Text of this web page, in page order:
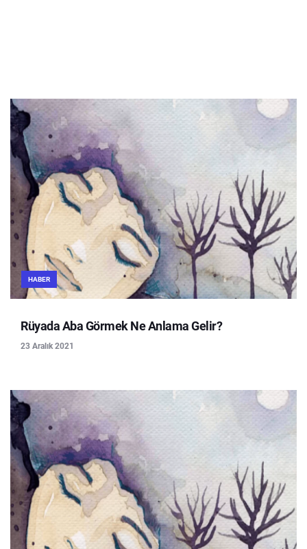
HABER
Rüyada Aba Görmek Ne Anlama Gelir?
23 Aralık 2021